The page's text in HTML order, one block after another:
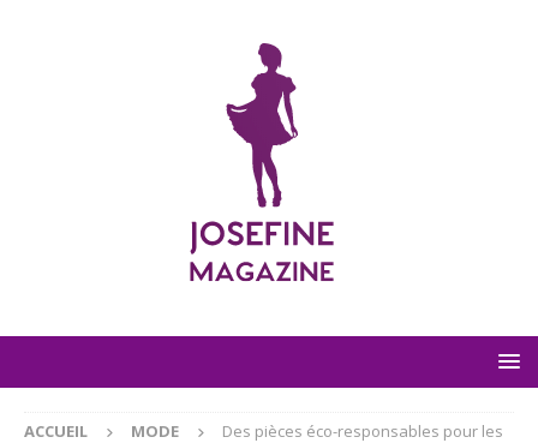
ACCUEIL MODE
Des pièces éco-responsables pour les